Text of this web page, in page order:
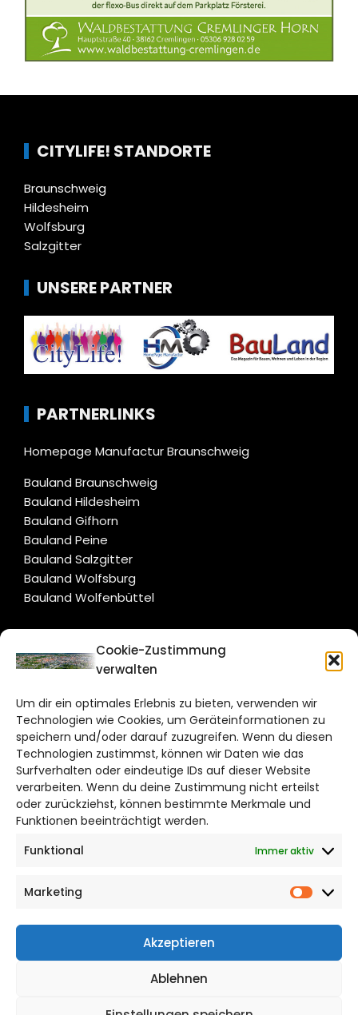
Cookie-Zustimmung
verwalten
Um dir ein optimales Erlebnis zu bieten, verwenden wir
Technologien wie Cookies, um Geräteinformationen zu
speichern und/oder darauf zuzugreifen. Wenn du diesen
Technologien zustimmst, können wir Daten wie das
Surfverhalten oder eindeutige IDs auf dieser Website
verarbeiten. Wenn du deine Zustimmung nicht erteilst
oder zurückziehst, können bestimmte Merkmale und
Funktionen beeinträchtigt werden.
Funktional
Immer aktiv
Marketing
Akzeptieren
Ablehnen
CITYLIFE! STANDORTE
Braunschweig
Hildesheim
Wolfsburg
Salzgitter
UNSERE PARTNER
PARTNERLINKS
Homepage Manufactur Braunschweig
Bauland Braunschweig
Bauland Hildesheim
Bauland Gifhorn
Bauland Peine
Bauland Salzgitter
Bauland Wolfsburg
Bauland Wolfenbüttel
CITYLIFE!
Bruchtorwall 12
38100 Braunschweig
Telefon: 0531 387220 – 65
DAS STADTMAGAZIN FÜR
BRAUNSCHWEIG
Impressum
Cookie Richtlinie
CITYLIFE! BEI FACEBOOK